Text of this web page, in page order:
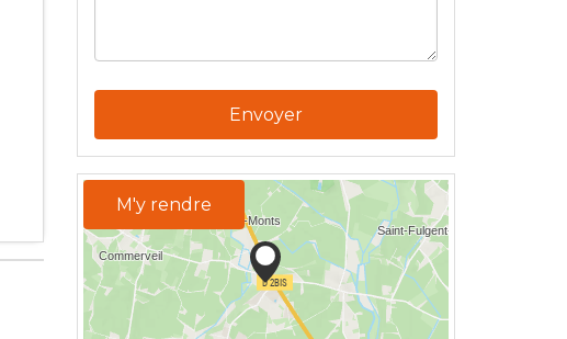
Envoyer
M'y rendre